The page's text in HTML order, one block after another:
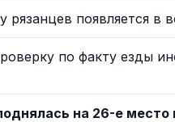
появляется в
по факту езды
на 26-е